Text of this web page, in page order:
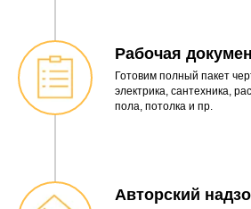
Рабочая
Готовим полный пакет
электрика, сантехника,
пола, потолка и пр.
Авторский